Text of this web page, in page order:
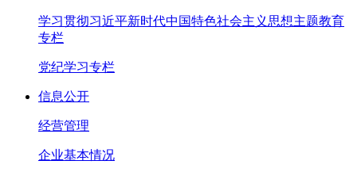
学习贯彻习近平新时代中国特色社会主义思想主题教育
专栏
党纪学习专栏
信息公开
经营管理
企业基本情况